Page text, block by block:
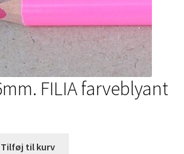
FILIA farveblyant
Tilføj til kurv